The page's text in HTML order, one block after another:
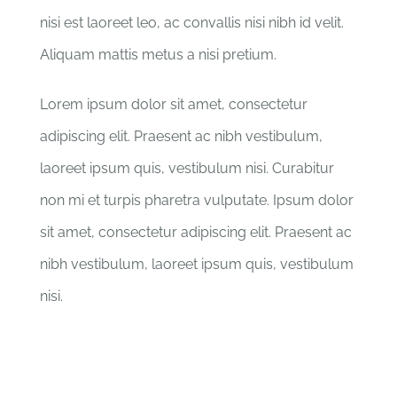
nisi est laoreet leo, ac convallis nisi nibh id velit.
Aliquam mattis metus a nisi pretium.
Lorem ipsum dolor sit amet, consectetur
adipiscing elit. Praesent ac nibh vestibulum,
laoreet ipsum quis, vestibulum nisi. Curabitur
non mi et turpis pharetra vulputate. Ipsum dolor
sit amet, consectetur adipiscing elit. Praesent ac
nibh vestibulum, laoreet ipsum quis, vestibulum
nisi.